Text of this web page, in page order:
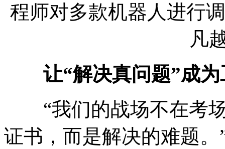
程师对多款机器人进行
凡
让“解决真问题”成为
“我们的战场不在考场
证书，而是解决的难题